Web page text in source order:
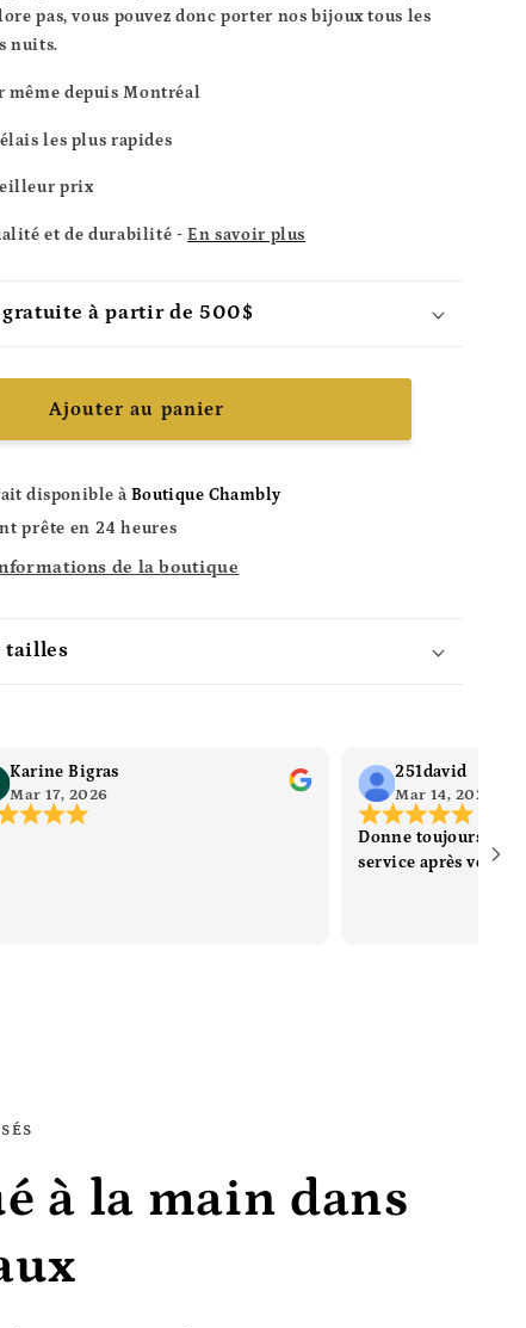
pas, vous pouvez donc porter nos bijoux tous les
nuits.
même depuis Montréal
les plus rapides
prix
et de durabilité -En savoir plus
à partir de 500$
Ajouter au panier
disponible à Boutique Chambly
prête en 24 heures
de la boutique
tailles
Karine Bigras
Mar 17, 2026
251david
Mar 14, 2026
Donne toujours les
service après vente
à la main dans